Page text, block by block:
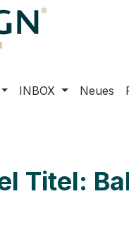
INBOX Neues
Titel: